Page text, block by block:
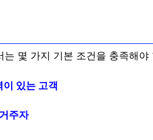
몇 가지 기본 조건을 충족해야
이 있는 고객
주자